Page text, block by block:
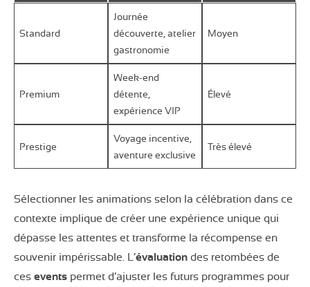
Standard
Journée
découverte, atelier
gastronomie
Moyen
Premium
Week-end
détente,
expérience VIP
Élevé
Prestige
Voyage incentive,
aventure exclusive
Très élevé
Sélectionner les animations selon la célébration dans ce
contexte implique de créer une expérience unique qui
dépasse les attentes et transforme la récompense en
souvenir impérissable. L’évaluation des retombées de
ces events permet d’ajuster les futurs programmes pour